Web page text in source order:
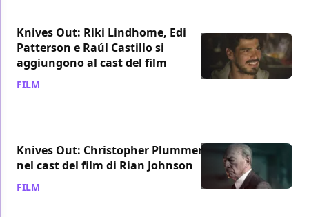
Knives Out: Riki Lindhome, Edi
Patterson e Raúl Castillo si
aggiungono al cast del film
FILM
Knives Out: Christopher Plummer
nel cast del film di Rian Johnson
FILM